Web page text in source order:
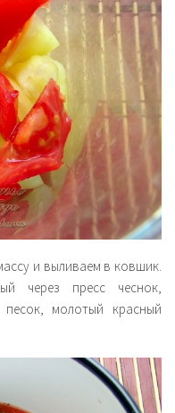
и выливаем в ковшик.
через пресс чеснок,
песок, молотый красный